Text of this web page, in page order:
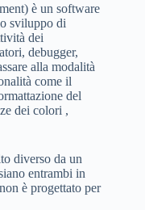
è un software
sviluppo di
dei
debugger,
alla modalità
come il
del
dei colori ,
diverso da un
entrambi in
è progettato per